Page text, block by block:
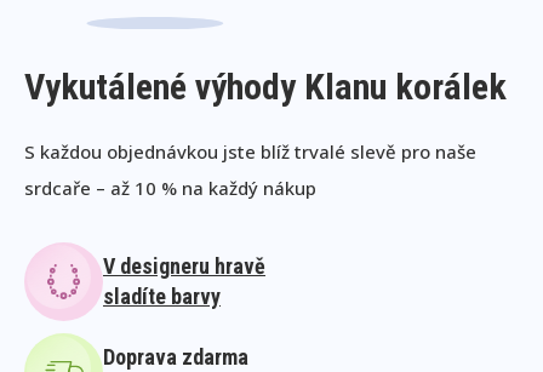
Vykutálené výhody Klanu korálek
S každou objednávkou jste blíž trvalé slevě pro naše
srdcaře – až 10 % na každý nákup
V designeru hravě
sladíte barvy
Doprava zdarma